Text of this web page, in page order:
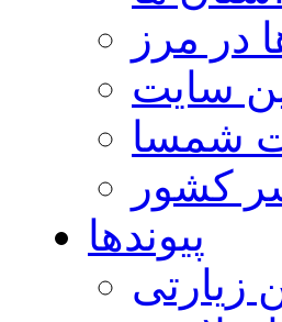
در مرز
سایت
شمسا
کشور
پیوندها
زیارتی